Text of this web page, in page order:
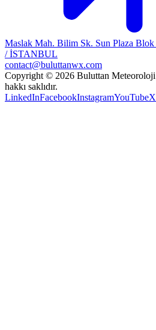
Maslak Mah. Bilim Sk. Sun Plaza
/ İSTANBUL
contact@buluttanwx.com
Copyright © 2026 Buluttan
hakkı saklıdır.
LinkedInFacebookInstagramYouTubeX